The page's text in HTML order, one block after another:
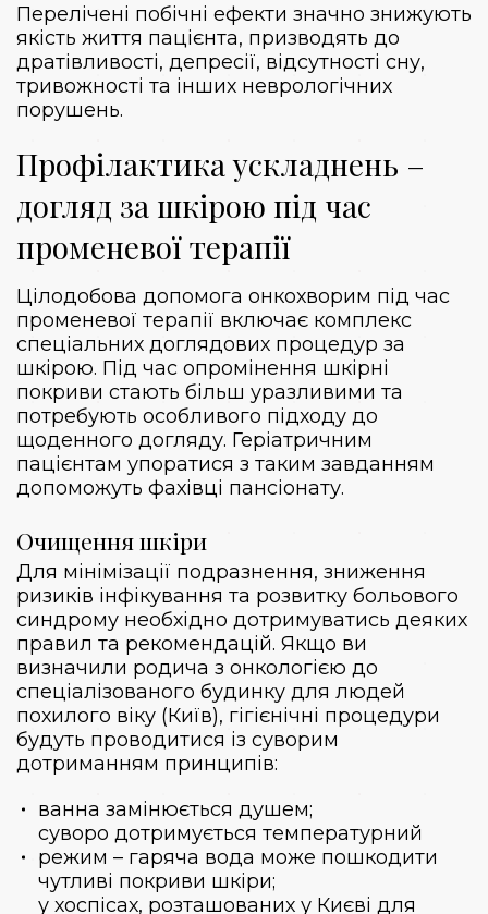
Перелічені побічні ефекти значно знижують
якість життя пацієнта, призводять до
дратівливості, депресії, відсутності сну,
тривожності та інших неврологічних
порушень.
Профілактика ускладнень –
догляд за шкірою під час
променевої терапії
Цілодобова допомога онкохворим під час
променевої терапії включає комплекс
спеціальних доглядових процедур за
шкірою. Під час опромінення шкірні
покриви стають більш уразливими та
потребують особливого підходу до
щоденного догляду. Геріатричним
пацієнтам упоратися з таким завданням
допоможуть фахівці пансіонату.
Очищення шкіри
Для мінімізації подразнення, зниження
ризиків інфікування та розвитку больового
синдрому необхідно дотримуватись деяких
правил та рекомендацій. Якщо ви
визначили родича з онкологією до
спеціалізованого будинку для людей
похилого віку (Київ), гігієнічні процедури
будуть проводитися із суворим
дотриманням принципів:
ванна замінюється душем;
суворо дотримується температурний
режим – гаряча вода може пошкодити
чутливі покриви шкіри;
у хоспісах, розташованих у Києві для